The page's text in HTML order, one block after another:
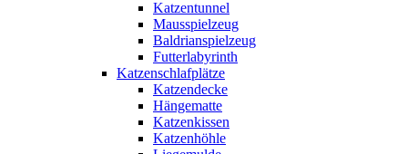
Katzentunnel
Mausspielzeug
Baldrianspielzeug
Futterlabyrinth
Katzenschlafplätze
Katzendecke
Hängematte
Katzenkissen
Katzenhöhle